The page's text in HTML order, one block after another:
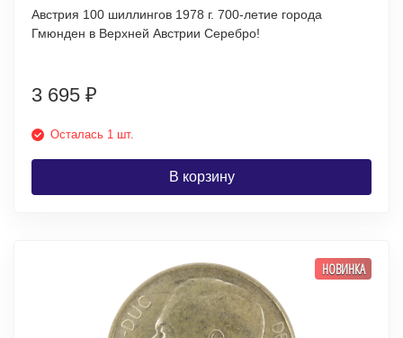
Австрия 100 шиллингов 1978 г. 700-летие города
Гмюнден в Верхней Австрии Серебро!
3 695 ₽
Осталась 1 шт.
В корзину
НОВИНКА